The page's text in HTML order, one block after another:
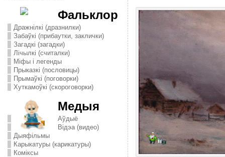
Фальклор
Дражнілкі (дразнилки)
Забаўкі (прибаутки, заклички)
Загадкі (загадки)
Лічылкі (считалки)
Міфы і легенды
Прыказкі (пословицы)
Прымаўкі (поговорки)
Хуткамоўкі (скороговорки)
Медыя
Аўдыё
Відэа (видео)
Дыяфільмы
Карыкатуры (карикатуры)
Комiксы